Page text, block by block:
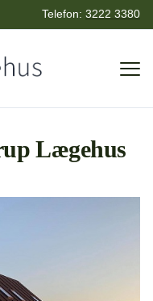
Telefon: 3222 3380
Lægehus